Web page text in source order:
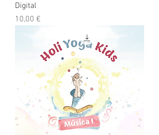
Digital
Preço
10,00 €